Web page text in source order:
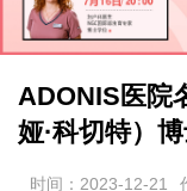
ADONIS医院
娅·科切特）
时间：2023-12-21